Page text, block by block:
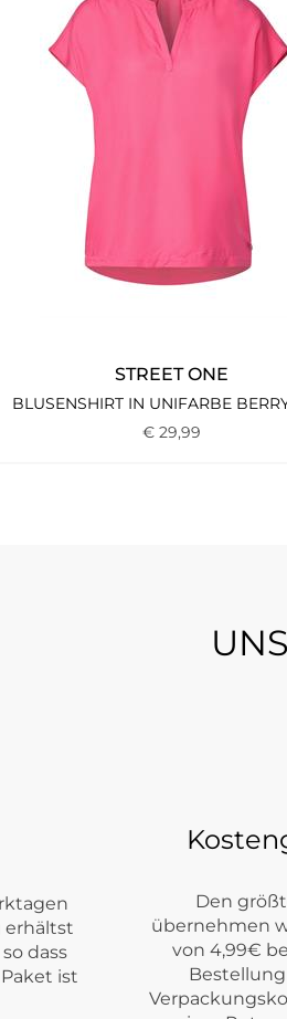
STREET ONE
€ 29,99
erhältst
dass
ist
Den
übernehmen
von 4,99€